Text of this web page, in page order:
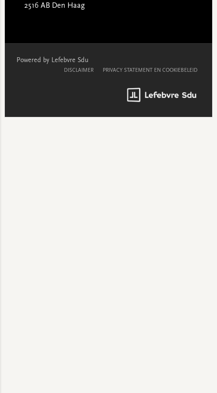
2516 AB Den Haag
Powered by Lefebvre Sdu
DISCLAIMER PRIVACY STATEMENT EN COOKIEBELEID